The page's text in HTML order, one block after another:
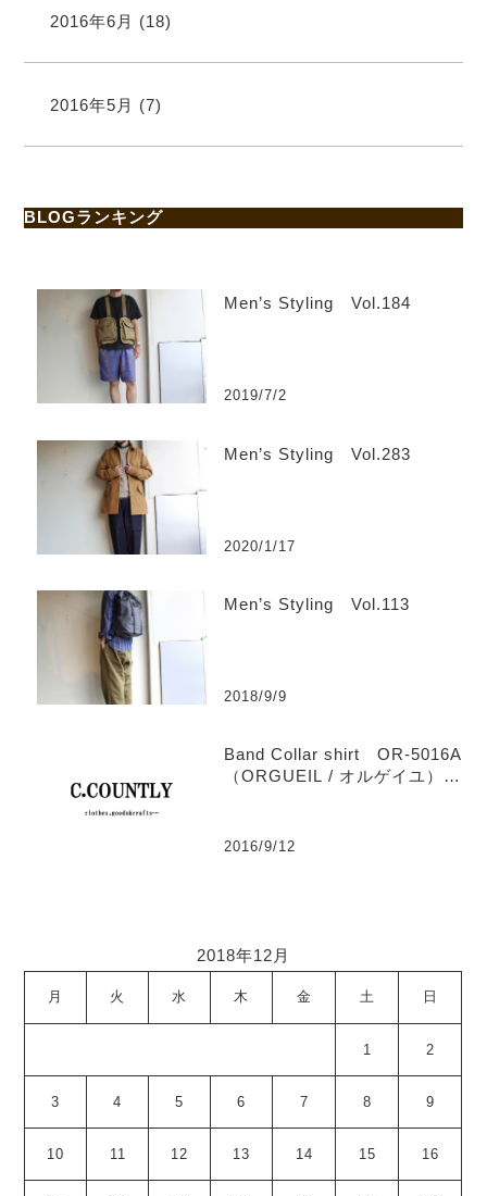
2016年6月 (18)
2016年5月 (7)
BLOGランキング
Men’s Styling Vol.184
2019/7/2
Men’s Styling Vol.283
2020/1/17
Men’s Styling Vol.113
2018/9/9
Band Collar shirt OR-5016A
（ORGUEIL / オルゲイユ）
2016/9/12
2018年12月
月 火 水 木 金 土 日
1 2
3 4 5 6 7 8 9
10 11 12 13 14 15 16